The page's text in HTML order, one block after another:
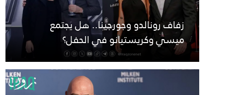
زفاف رونالدو وجورجينا.. هل يجتمع
ميسي وكريستيانو في الحفل؟